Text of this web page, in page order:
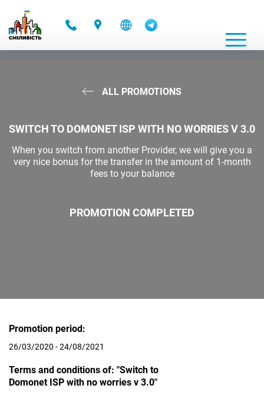
ALL PROMOTIONS
SWITCH TO DOMONET ISP WITH NO WORRIES V 3.0
When you switch from another Provider, we will give you a
very nice bonus for the transfer in the amount of 1-month
fees to your balance
PROMOTION COMPLETED
Promotion period:
26/03/2020 - 24/08/2021
Terms and conditions of: "Switch to
Domonet ISP with no worries v 3.0"